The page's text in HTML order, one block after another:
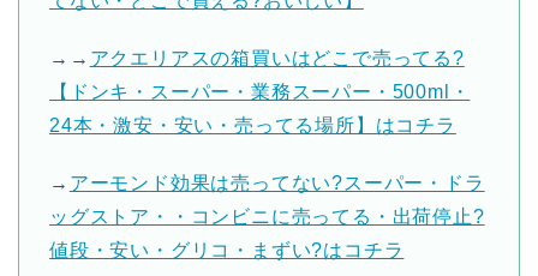
→→ アクエリアスの箱買いはどこで売ってる?
【ドンキ・スーパー・業務スーパー・500ml・
24本・激安・安い・売ってる場所】はコチラ
→ アーモンド効果は売ってない?スーパー・ドラ
ッグストア・・コンビニに売ってる・出荷停止?
値段・安い・グリコ・まずい?はコチラ